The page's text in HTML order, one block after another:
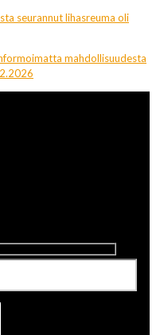
seurannut lihasreuma oli
mahdollisuudesta